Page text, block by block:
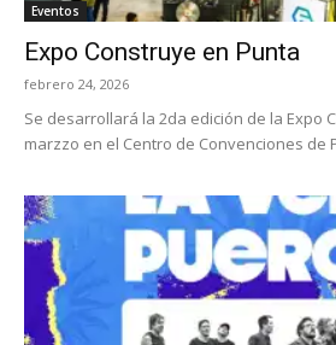
Eventos
Expo Construye en Punta
febrero 24, 2026
Se desarrollará la 2da edición de la Expo
marzzo en el Centro de Convenciones de